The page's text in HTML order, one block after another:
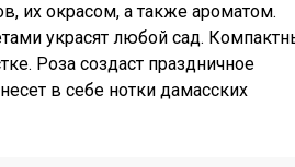
их окрасом, а также ароматом.
украсят любой сад.
Роза создаст праздничное
в себе нотки дамасских